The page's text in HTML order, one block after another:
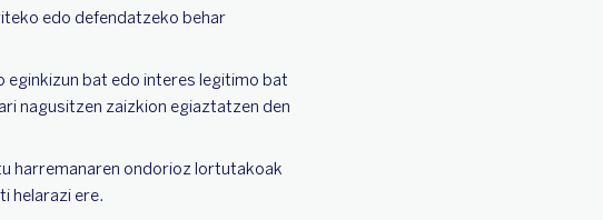
edo defendatzeko behar
eginkizun bat edo interes legitimo bat
nagusitzen zaizkion egiaztatzen den
harremanaren ondorioz lortutakoak
helarazi ere.